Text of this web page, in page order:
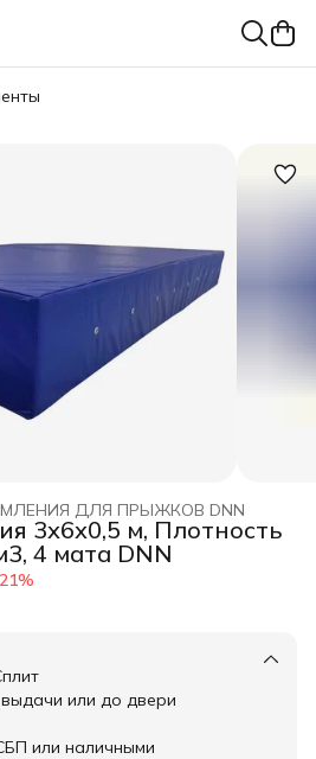
ДЛЯ ПРЫЖКОВ DNN
3х6х0,5 м, Плотность
4 мата DNN
21%
или до двери
или наличными